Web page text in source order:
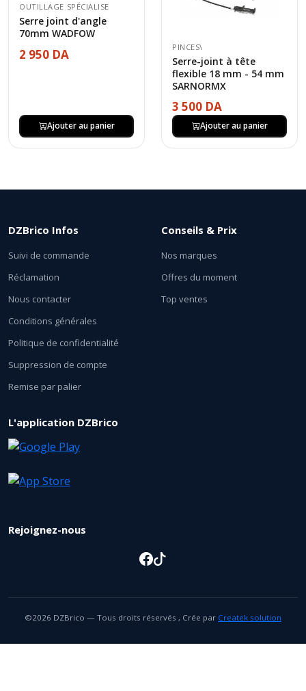
OUTILLAGE SPÉCIALISE
Serre joint d'angle
70mm WADFOW
2 950 DA
Ajouter au panier
PINCES\
Serre-joint à tête
flexible 18 mm - 54 mm
SARNORMX
3 500 DA
Ajouter au panier
DZBrico Infos
Suivi de commande
Réclamation
Nous contacter
Conditions générales
Politique de confidentialité
Suppression de compte
Remise par palier
Conseils & Prix
Nos marques
Offres du moment
Top ventes
L'application DZBrico
Rejoignez-nous
©2026 DZBrico — Tous droits réservés , Crée par Createk solution